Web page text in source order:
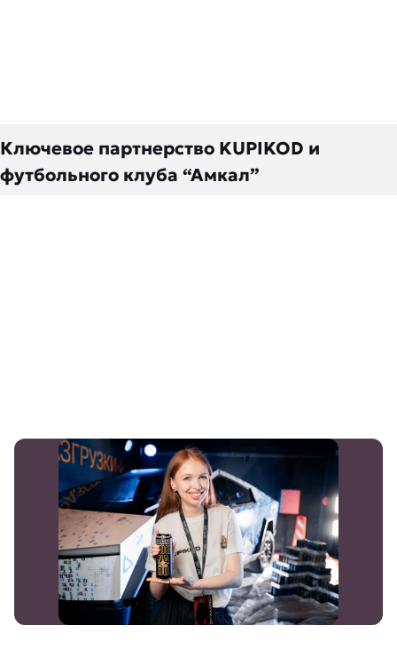
Ключевое партнерство KUPIKOD и
футбольного клуба “Амкал”